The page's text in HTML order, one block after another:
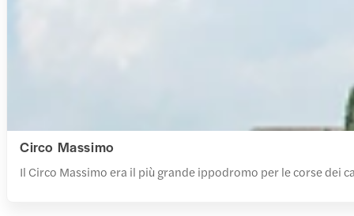
Circo Massimo
Il Circo Massimo era il più grande ippodromo per le corse dei